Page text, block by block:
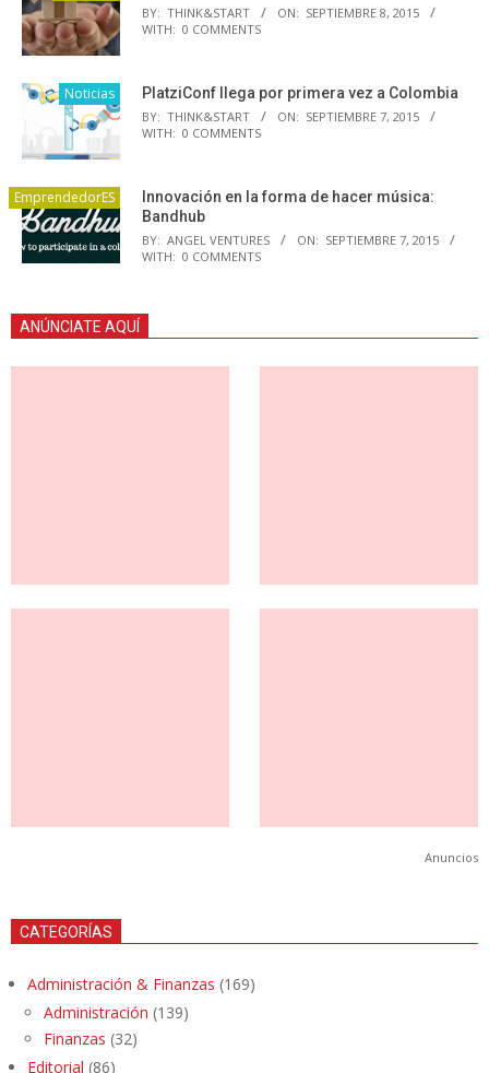
BY: THINK&START ON: SEPTIEMBRE 8, 2015
WITH: 0 COMMENTS
Noticias PlatziConf llega por primera vez a Colombia
BY: THINK&START ON: SEPTIEMBRE 7, 2015
WITH: 0 COMMENTS
EmprendedorES
Innovación en la forma de hacer música:
Bandhub
BY: ANGEL VENTURES ON: SEPTIEMBRE 7, 2015
WITH: 0 COMMENTS
ANÚNCIATE AQUÍ
Anuncios
CATEGORÍAS
Administración & Finanzas (169)
Administración (139)
Finanzas (32)
Editorial (86)